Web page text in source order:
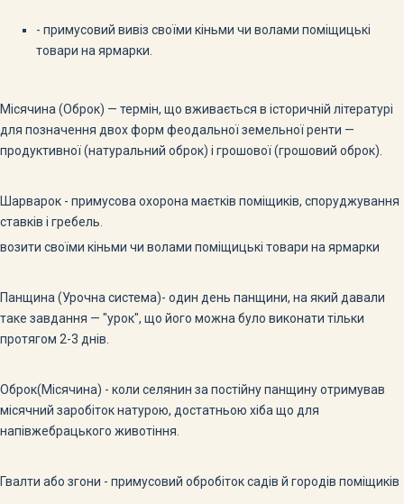
- примусовий вивіз своїми кіньми чи волами поміщицькі
товари на ярмарки.
Місячина (Оброк) — термін, що вживається в історичній літературі
для позначення двох форм феодальної земельної ренти —
продуктив­ної (натуральний оброк) і грошової (грошовий оброк).
Шарварок - примусова охорона маєтків поміщиків, споруджування
ставків і гребель.
возити своїми кіньми чи волами поміщицькі товари на ярмарки
Панщина (Урочна система)- один день панщини, на який давали
таке завдання — "урок", що його можна було виконати тільки
протягом 2-3 днів.
Оброк(Місячина) - коли селянин за постійну панщину отримував
місячний заробіток натурою, достатньою хіба що для
напівжебрацького животіння.
Гвалти або згони - примусовий обробіток садів й городів поміщиків